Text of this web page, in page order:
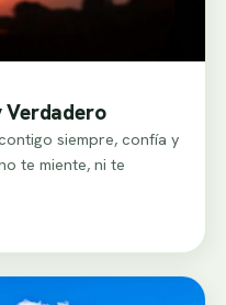
Verdadero
siempre, confía y
te miente, ni te